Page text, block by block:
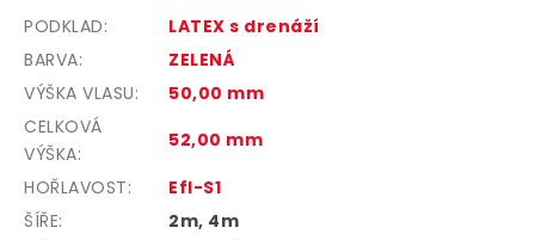
PODKLAD:
LATEX s drenáží
BARVA:
ZELENÁ
VÝŠKA VLASU:
50,00 mm
CELKOVÁ
VÝŠKA:
52,00 mm
HOŘLAVOST:
Efl-S1
ŠÍŘE:
2m, 4m